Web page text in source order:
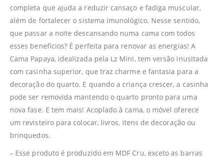
completa que ajuda a reduzir cansaço e fadiga muscular,
além de fortalecer o sistema imunológico. Nesse sentido,
que passar a noite descansando numa cama com todos
esses benefícios? É perfeita para renovar as energias! A
Cama Papaya, idealizada pela Lz Mini, tem versão inusitada
com casinha superior, que traz charme e fantasia para a
decoração do quarto. E quando a criança crescer, a casinha
pode ser removida mantendo o quarto pronto para uma
nova fase. E tem mais! Acoplado à cama, o móvel oferece
um revisteiro para colocar, livros, itens de decoração ou
brinquedos.
– Esse produto é produzido em MDF Cru, exceto as barras